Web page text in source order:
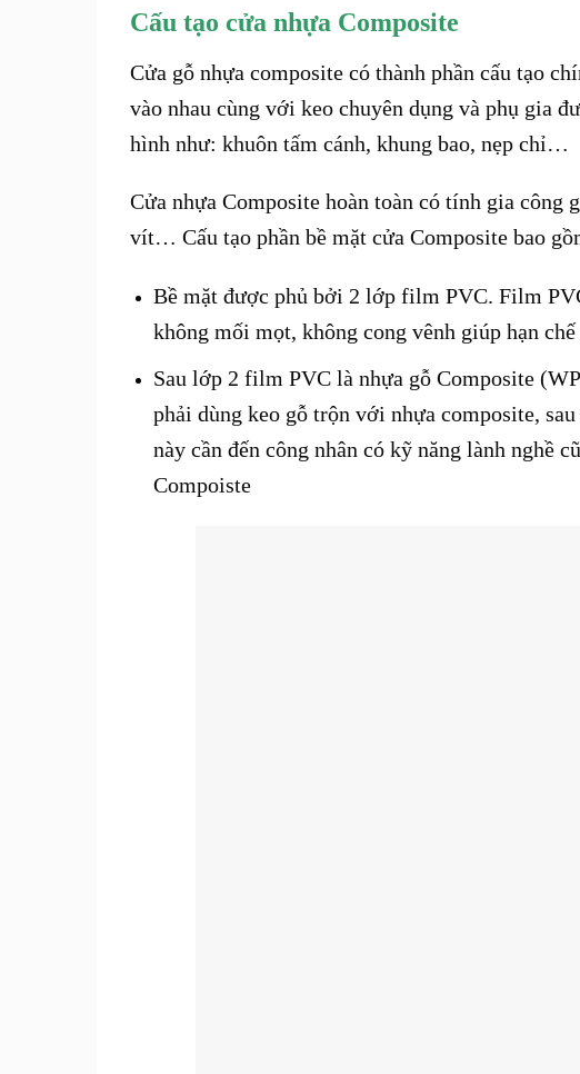
Cấu tạo cửa nhựa Composite
Cửa gỗ nhựa composite có thành phần cấu tạo
vào nhau cùng với keo chuyên dụng và phụ gia
hình như: khuôn tấm cánh, khung bao, nẹp chỉ…
Cửa nhựa Composite hoàn toàn có tính gia công
vít… Cấu tạo phần bề mặt cửa Composite bao
Bề mặt được phủ bởi 2 lớp film PVC. Film
không mối mọt, không cong vênh giúp hạn
Sau lớp 2 film PVC là nhựa gỗ Composite
phải dùng keo gỗ trộn với nhựa composite,
này cần đến công nhân có kỹ năng lành nghề
Compoiste